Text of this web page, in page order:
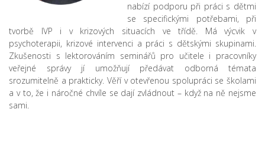
nabízí podporu při práci s dětmi
se specifickými potřebami, při
tvorbě IVP i v krizových situacích ve třídě. Má výcvik v
psychoterapii, krizové intervenci a práci s dětskými skupinami.
Zkušenosti s lektorováním seminářů pro učitele i pracovníky
veřejné správy jí umožňují předávat odborná témata
srozumitelně a prakticky. Věří v otevřenou spolupráci se školami
a v to, že i náročné chvíle se dají zvládnout – když na ně nejsme
sami.